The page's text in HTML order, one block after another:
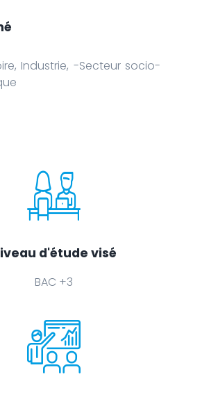
Industrie, -Secteur socio-
d'étude visé
BAC +3